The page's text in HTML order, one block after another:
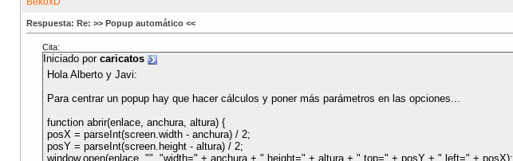
Respuesta: Re: >> Popup automático <<
Cita:
Iniciado por caricatos
Hola Alberto y Javi:
Para centrar un popup hay que hacer cálculos y poner más parámetros en las opciones...
function abrir(enlace, anchura, altura) {
posX = parseInt(screen.width - anchura) / 2;
posY = parseInt(screen.height - altura) / 2;
window.open(enlace, "", "width=" + anchura + ",height=" + altura + ",top=" + posY + ",left=" + posX);